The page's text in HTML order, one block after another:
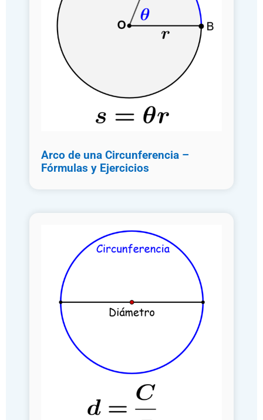
Arco de una Circunferencia –
Fórmulas y Ejercicios